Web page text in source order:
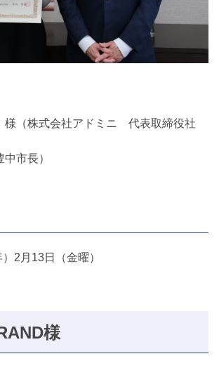
（株式会社アドミニ 代表取締役社
市長）
2月13日（金曜）
様